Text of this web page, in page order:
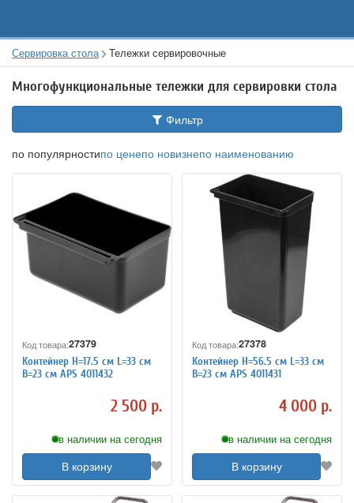
Сервировка стола Тележки сервировочные
Многофункциональные тележки для сервировки стола
Фильтр
по популярностипо ценепо новизнепо наименованию
Код товара:27379
Контейнер H=17.5 см L=33 см
B=23 см APS 4011432
2 500 р.
в наличии на сегодня
В корзину
Код товара:27378
Контейнер H=56.5 см L=33 см
B=23 см APS 4011431
4 000 р.
в наличии на сегодня
В корзину